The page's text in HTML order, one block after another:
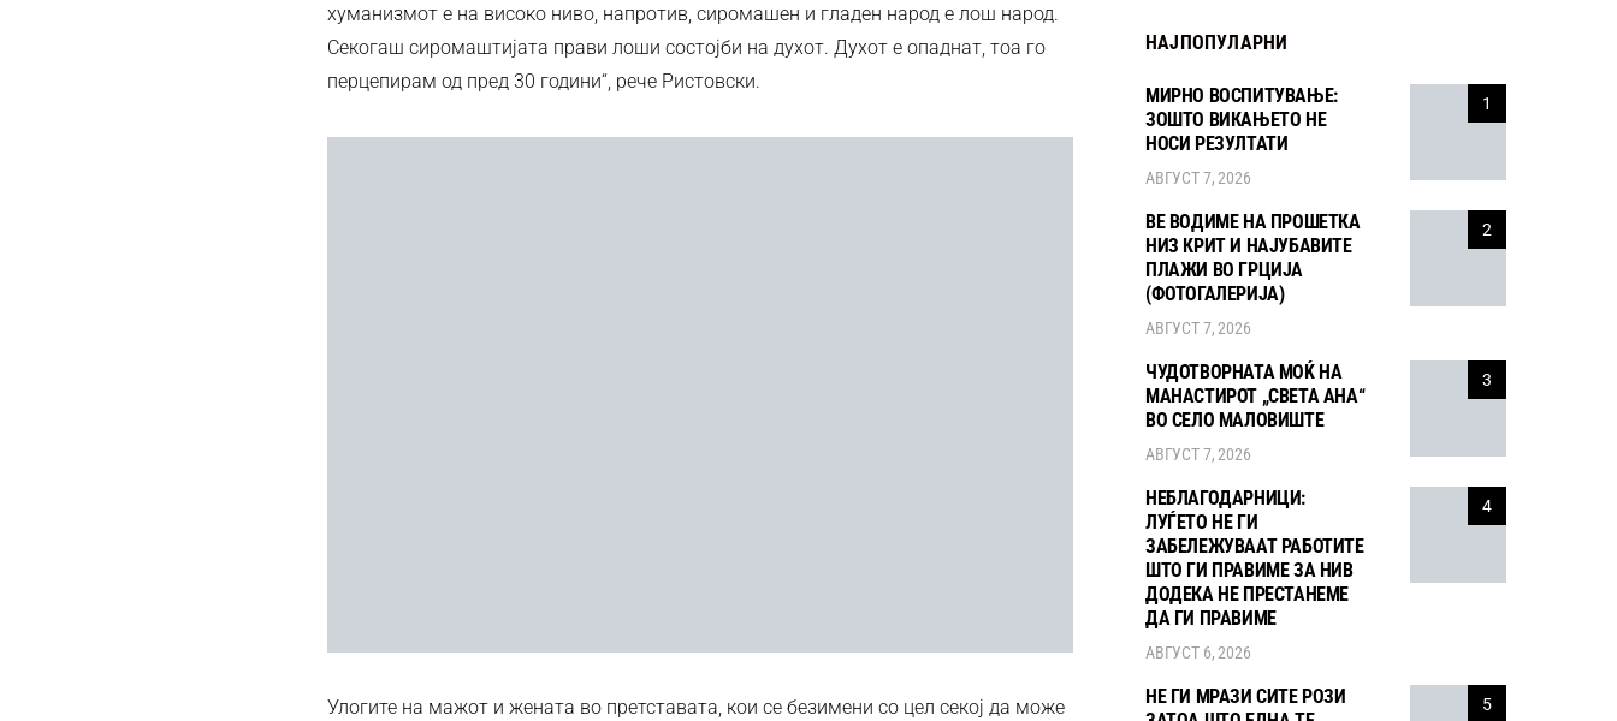
хуманизмот е на високо ниво, напротив, сиромашен и гладен народ е лош народ.
Секогаш сиромаштијата прави лоши состојби на духот. Духот е опаднат, тоа го
перцепирам од пред 30 години“, рече Ристовски.
Улогите на мажот и жената во претставата, кои се безимени со цел секој да може
НАЈПОПУЛАРНИ
1
МИРНО ВОСПИТУВАЊЕ:
ЗОШТО ВИКАЊЕТО НЕ
НОСИ РЕЗУЛТАТИ
АВГУСТ 7, 2026
2
ВЕ ВОДИМЕ НА ПРОШЕТКА
НИЗ КРИТ И НАЈУБАВИТЕ
ПЛАЖИ ВО ГРЦИЈА
(ФОТОГАЛЕРИЈА)
АВГУСТ 7, 2026
3
ЧУДОТВОРНАТА МОЌ НА
МАНАСТИРОТ „СВЕТА АНА“
ВО СЕЛО МАЛОВИШТЕ
АВГУСТ 7, 2026
4
НЕБЛАГОДАРНИЦИ:
ЛУЃЕТО НЕ ГИ
ЗАБЕЛЕЖУВААТ РАБОТИТЕ
ШТО ГИ ПРАВИМЕ ЗА НИВ
ДОДЕКА НЕ ПРЕСТАНЕМЕ
ДА ГИ ПРАВИМЕ
АВГУСТ 6, 2026
5
НЕ ГИ МРАЗИ СИТЕ РОЗИ